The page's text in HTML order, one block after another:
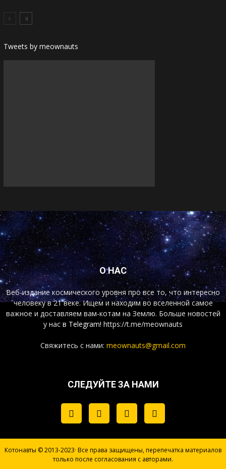
Tweets by meownauts
О НАС
Веб-издание космического уровня про все то, что интересно
человеку в 21 веке. Ищем и находим во вселенной самое
важное и доставляем вам-котам на Землю. Больше новостей
у нас в Telegram! https://t.me/meownauts
Свяжитесь с нами: meownauts@gmail.com
СЛЕДУЙТЕ ЗА НАМИ
Котонавты © 2013-2023· Все права защищены, перепечатка материалов
только после согласования с авторами.